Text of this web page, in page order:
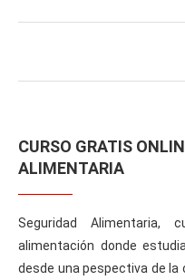
CURSO GRATIS
ALIMENTARIA
Seguridad
alimentación donde
desde una pespectiva de la